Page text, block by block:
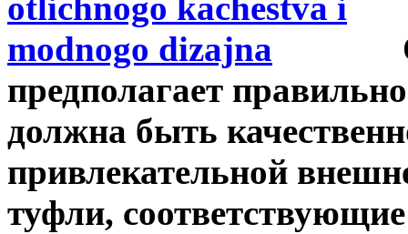
предполагает
должна быть
привлекательной
туфли,